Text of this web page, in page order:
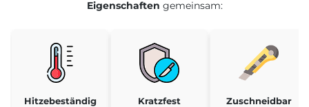
Eigenschaften gemeinsam:
Hitzebeständig
Kratzfest
Zuschneidbar